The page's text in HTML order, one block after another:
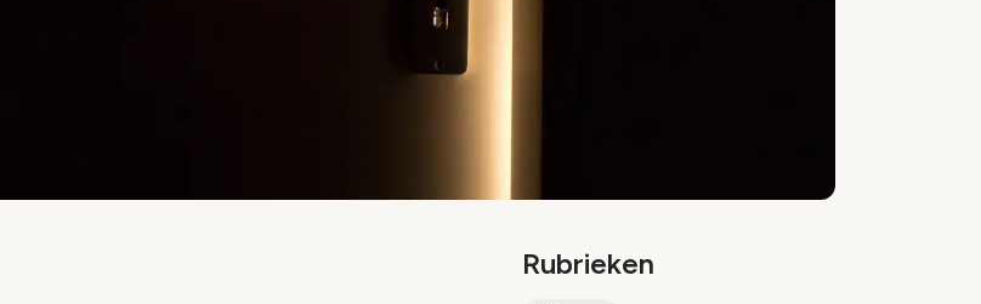
Rubrieken